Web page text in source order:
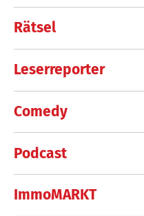
Rätsel
Leserreporter
Comedy
Podcast
ImmoMARKT